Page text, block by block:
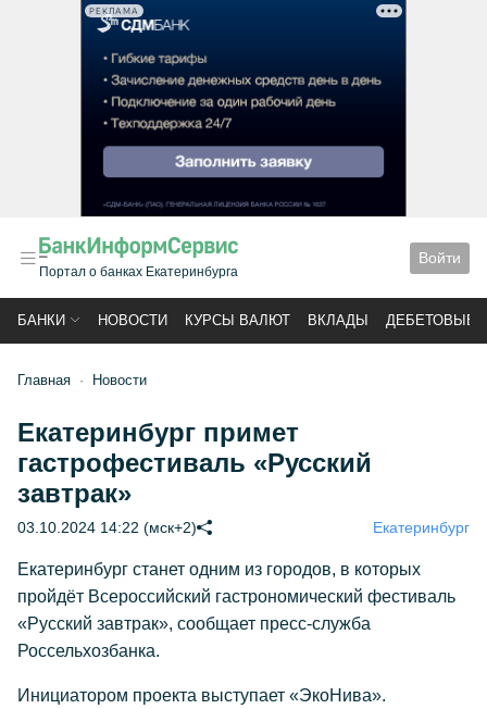
РЕКЛАМА
Портал о банках Екатеринбурга
Войти
БАНКИ НОВОСТИ КУРСЫ ВАЛЮТ ВКЛАДЫ ДЕБЕТОВЫЕ
Главная Новости
Екатеринбург примет
гастрофестиваль «Русский
завтрак»
03.10.2024 14:22 (мск+2) Екатеринбург
Екатеринбург станет одним из городов, в которых
пройдёт Всероссийский гастрономический фестиваль
«Русский завтрак», сообщает пресс-служба
Россельхозбанка.
Инициатором проекта выступает «ЭкоНива».